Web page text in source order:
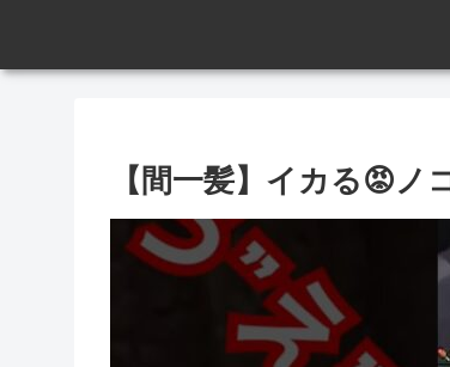
【間一髪】イカる😡